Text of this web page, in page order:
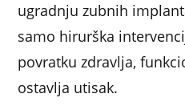
ugradnju zubnih
samo hirurška
povratku zdravlja,
ostavlja utisak.